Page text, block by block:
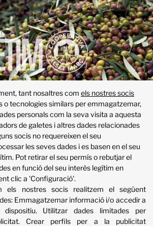
verificar tu correo
electrónico!
noticias de nuestros productos y de
que puedan ser de tu interés.
y tienes curiosidad, te dejo aquí el
a nuestra página web:
tant nosaltres com els nostres socis
o tecnologies similars per emmagatzemar,
personals com la seva visita a aquesta
de galetes i altres dades relacionades
socis no requereixen el seu
les seves dades i es basen en el seu
Pot retirar el seu permís o rebutjar el
en funció del seu interès legítim en
clic a 'Configuració'.
els nostres socis realitzem el següent
Emmagatzemar informació i/o accedir a
. Utilitzar dades limitades per
. Crear perfils per a la publicitat